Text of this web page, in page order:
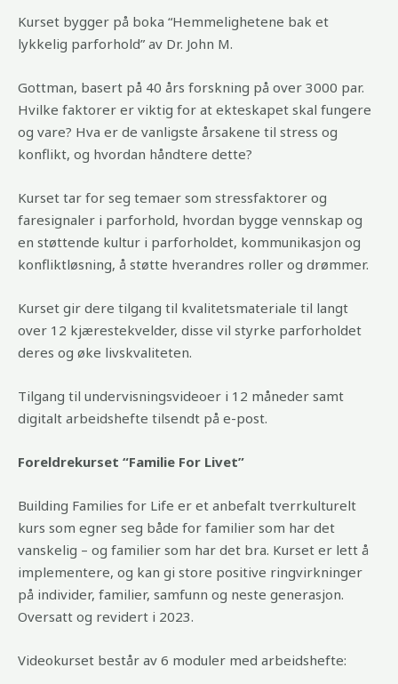
Kurset bygger på boka “Hemmelighetene bak et
lykkelig parforhold” av Dr. John M.
Gottman, basert på 40 års forskning på over 3000 par.
Hvilke faktorer er viktig for at ekteskapet skal fungere
og vare? Hva er de vanligste årsakene til stress og
konflikt, og hvordan håndtere dette?
Kurset tar for seg temaer som stressfaktorer og
faresignaler i parforhold, hvordan bygge vennskap og
en støttende kultur i parforholdet, kommunikasjon og
konfliktløsning, å støtte hverandres roller og drømmer.
Kurset gir dere tilgang til kvalitetsmateriale til langt
over 12 kjærestekvelder, disse vil styrke parforholdet
deres og øke livskvaliteten.
Tilgang til undervisningsvideoer i 12 måneder samt
digitalt arbeidshefte tilsendt på e-post.
Foreldrekurset “Familie For Livet”
Building Families for Life er et anbefalt tverrkulturelt
kurs som egner seg både for familier som har det
vanskelig – og familier som har det bra. Kurset er lett å
implementere, og kan gi store positive ringvirkninger
på individer, familier, samfunn og neste generasjon.
Oversatt og revidert i 2023.
Videokurset består av 6 moduler med arbeidshefte: